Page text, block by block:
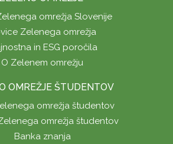
omrežja Slovenije
Zelenega omrežja
in ESG poročila
O Zelenem omrežju
OMREŽJE ŠTUDENTOV
omrežja študentov
omrežja študentov
Banka znanja